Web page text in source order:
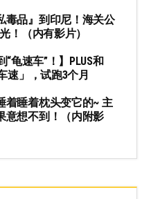
毒品』到印尼！海关公
！（内有影片）
“龟速车”！】PLUS和
速」，试跑3个月
着睡着枕头变它的~ 主
意想不到！（内附影